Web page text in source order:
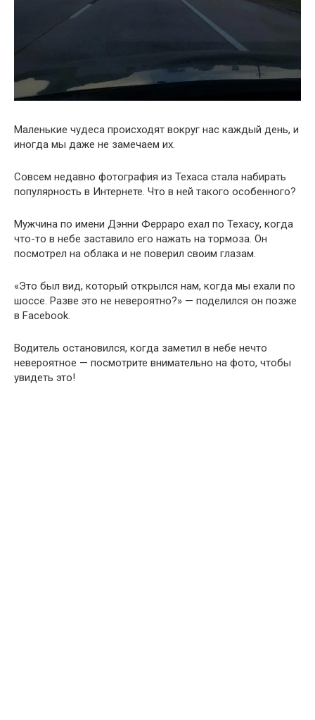
Маленькие чудеса происходят вокруг нас каждый день, и
иногда мы даже не замечаем их.
Совсем недавно фотография из Техаса стала набирать
популярность в Интернете. Что в ней такого особенного?
Мужчина по имени Дэнни Ферраро ехал по Техасу, когда
что-то в небе заставило его нажать на тормоза. Он
посмотрел на облака и не поверил своим глазам.
«Это был вид, который открылся нам, когда мы ехали по
шоссе. Разве это не невероятно?» — поделился он позже
в Facebook.
Водитель остановился, когда заметил в небе нечто
невероятное — посмотрите внимательно на фото, чтобы
увидеть это!